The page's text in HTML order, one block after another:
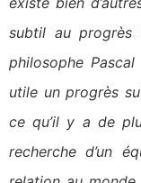
subtil au progrès
philosophe
utile un progrès
ce qu’il y a de
recherche d’un